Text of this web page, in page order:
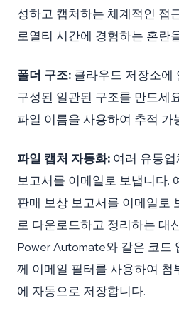
성하고 캡처하는 체계적인 접
로열티 시간에 경험하는 혼란
폴더 구조: 클라우드 저장소에
구성된 일관된 구조를 만드세
파일 이름을 사용하여 추적 가
파일 캡처 자동화: 여러 유통
보고서를 이메일로 보냅니다.
판매 보상 보고서를 이메일로
로 다운로드하고 정리하는 대
Power Automate와 같은 코드
께 이메일 필터를 사용하여 첨
에 자동으로 저장합니다.